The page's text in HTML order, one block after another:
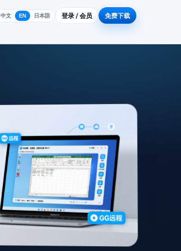
中文 EN 日本語 登录 / 会员 免费下载